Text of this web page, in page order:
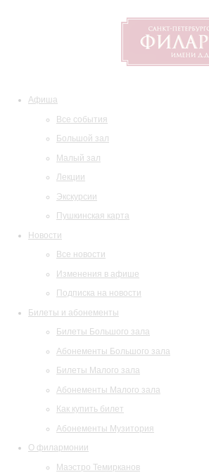
Афиша
Все события
Большой зал
Малый зал
Лекции
Экскурсии
Пушкинская карта
Новости
Все новости
Изменения в афише
Подписка на новости
Билеты и абонементы
Билеты Большого зала
Абонементы Большого зала
Билеты Малого зала
Абонементы Малого зала
Как купить билет
Абонементы Музитория
О филармонии
Маэстро Темирканов